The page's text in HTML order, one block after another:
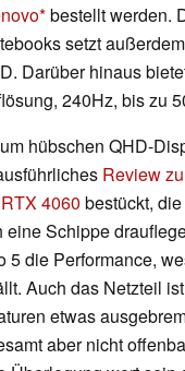
bestellt werden.
setzt
Darüber hinaus
240Hz, bis zu
hübschen QHD-
Review
RTX 4060 bestückt,
Schippe
5 die Performance,
Auch das Netzteil
etwas
aber nicht